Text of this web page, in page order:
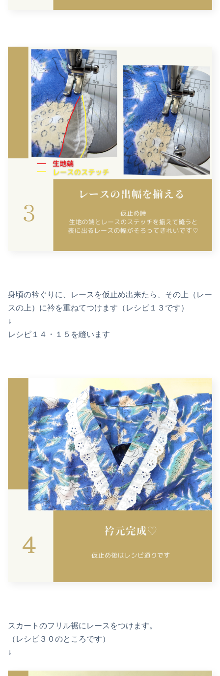
身頃の衿ぐりに、レースを仮止め出来たら、その上（レー
スの上）に衿を重ねてつけます（レシピ１３です）
↓
レシピ１４・１５を縫います
スカートのフリル裾にレースをつけます。
（レシピ３０のところです）
↓